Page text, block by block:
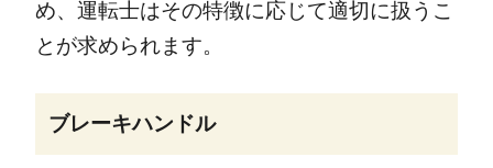
め、運転士はその特徴に応じて適切に扱うこ
とが求められます。
ブレーキハンドル